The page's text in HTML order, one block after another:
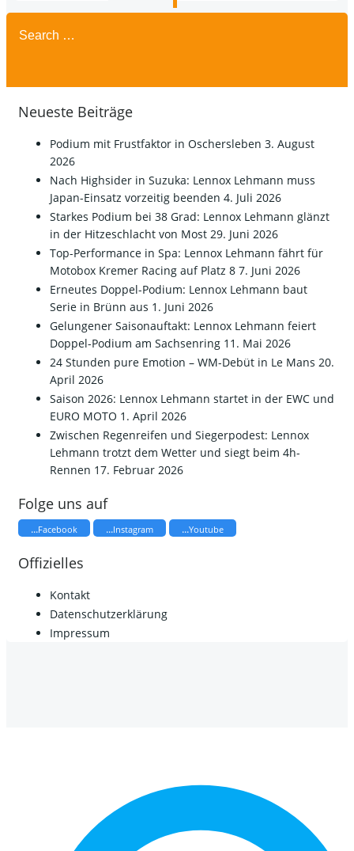
Search
for:
Neueste Beiträge
Podium mit Frustfaktor in Oschersleben 3. August
2026
Nach Highsider in Suzuka: Lennox Lehmann muss
Japan-Einsatz vorzeitig beenden 4. Juli 2026
Starkes Podium bei 38 Grad: Lennox Lehmann glänzt
in der Hitzeschlacht von Most 29. Juni 2026
Top-Performance in Spa: Lennox Lehmann fährt für
Motobox Kremer Racing auf Platz 8 7. Juni 2026
Erneutes Doppel-Podium: Lennox Lehmann baut
Serie in Brünn aus 1. Juni 2026
Gelungener Saisonauftakt: Lennox Lehmann feiert
Doppel-Podium am Sachsenring 11. Mai 2026
24 Stunden pure Emotion – WM-Debüt in Le Mans 20.
April 2026
Saison 2026: Lennox Lehmann startet in der EWC und
EURO MOTO 1. April 2026
​Zwischen Regenreifen und Siegerpodest: Lennox
Lehmann trotzt dem Wetter und siegt beim 4h-
Rennen 17. Februar 2026
Folge uns auf
...Facebook ...Instagram ...Youtube
Offizielles
Kontakt
Datenschutzerklärung
Impressum